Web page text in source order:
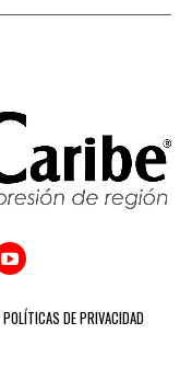
POLÍTICAS DE PRIVACIDAD